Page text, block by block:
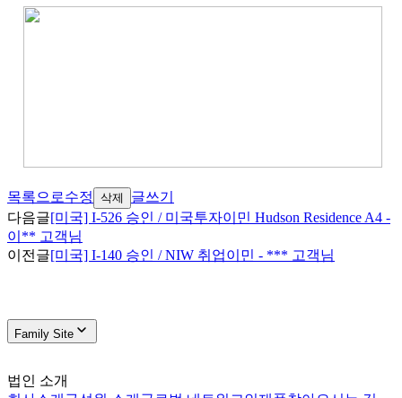
목록으로수정 삭제
글쓰기
다음글[미국] I-526 승인 / 미국투자이민 Hudson Residence A4 -
이** 고객님
이전글[미국] I-140 승인 / NIW 취업이민 - *** 고객님
Family Site
법인 소개